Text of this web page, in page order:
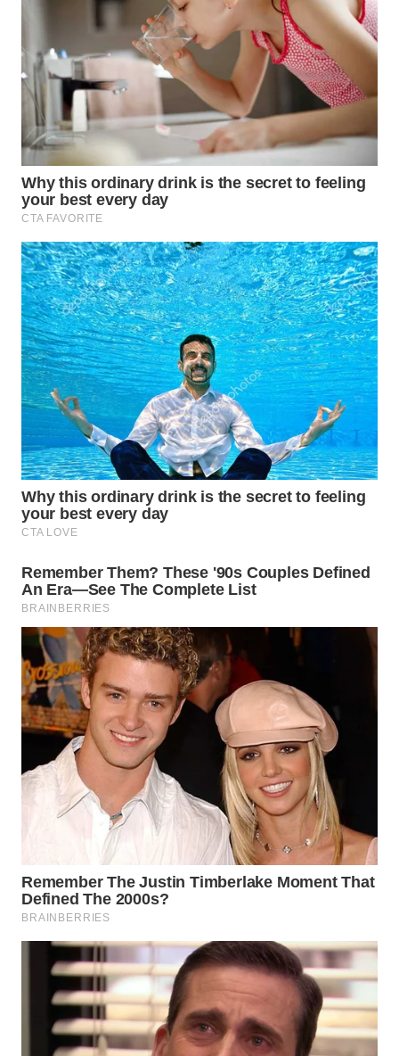
TEBING
TINGGI
PAKPAK
WN
KARAWANG
WN
BEKASI
WN
BOGOR
WN
DEPOK
WN
TAPANULI
UTARA
WN
WN
PADANG
LAWAS
WN
SUMEDANG
WN
CIANJUR
WN
WN
TANGERANG
WN
BINJAI
WN
CIREBON